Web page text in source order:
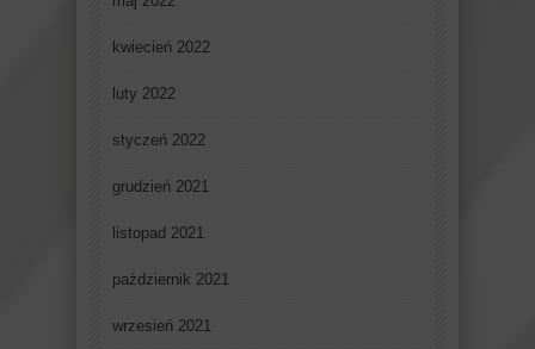
kwiecień 2022
luty 2022
styczeń 2022
grudzień 2021
listopad 2021
październik 2021
wrzesień 2021